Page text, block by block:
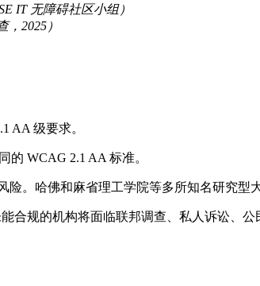
IT 无障碍社区小组）
，2025）
AA 级要求。
WCAG 2.1 AA 标准。
。哈佛和麻省理工学院等多所知名研究型
规的机构将面临联邦调查、私人诉讼、公